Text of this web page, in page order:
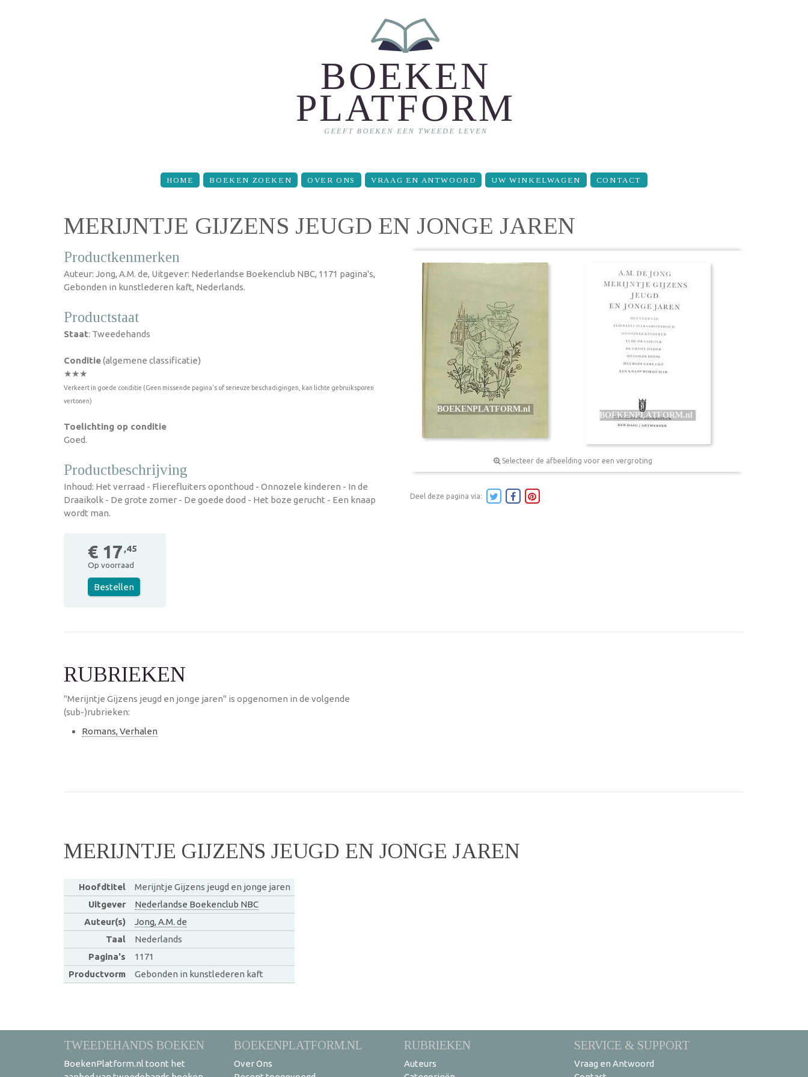
HOME BOEKEN ZOEKEN OVER ONS VRAAG EN ANTWOORD UW WINKELWAGEN CONTACT
MERIJNTJE GIJZENS JEUGD EN JONGE JAREN
Productkenmerken
Auteur: Jong, A.M. de, Uitgever: Nederlandse Boekenclub NBC, 1171 pagina's,
Gebonden in kunstlederen kaft, Nederlands.
Productstaat
Staat: Tweedehands
Conditie(algemene classificatie)
★★★
Verkeert in goede conditie (Geen missende pagina's of serieuze beschadigingen, kan lichte gebruiksporen
vertonen)
Toelichting op conditie
Goed.
Productbeschrijving
Inhoud: Het verraad - Flierefluiters oponthoud - Onnozele kinderen - In de
Draaikolk - De grote zomer - De goede dood - Het boze gerucht - Een knaap
wordt man.
€ 17 ,45
Op voorraad
Bestellen
Selecteer de afbeelding voor een vergroting
Deel deze pagina via:
RUBRIEKEN
"Merijntje Gijzens jeugd en jonge jaren" is opgenomen in de volgende
(sub-)rubrieken:
Romans, Verhalen
MERIJNTJE GIJZENS JEUGD EN JONGE JAREN
Hoofdtitel
Merijntje Gijzens jeugd en jonge jaren
Uitgever
Nederlandse Boekenclub NBC
Auteur(s)
Jong, A.M. de
Taal
Nederlands
Pagina's
1171
Productvorm
Gebonden in kunstlederen kaft
TWEEDEHANDS BOEKEN
BoekenPlatform.nl toont het
BOEKENPLATFORM.NL
Over Ons
RUBRIEKEN
Auteurs
SERVICE & SUPPORT
Vraag en Antwoord